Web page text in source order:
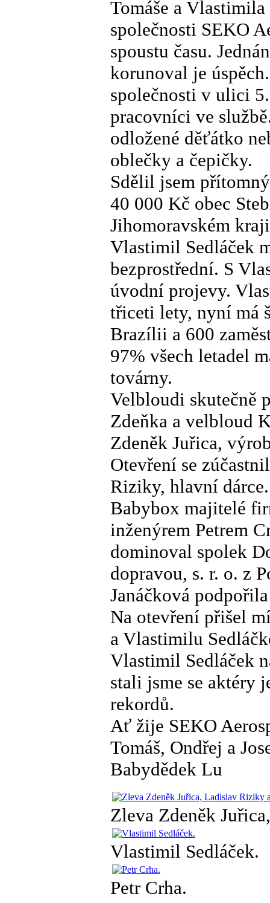
Tomáše a
společnosti SEKO
spoustu času.
korunoval je
společnosti v ulici
pracovníci ve
odložené děťátko
oblečky a čepičky.
Sdělil jsem
40 000 Kč obec
Jihomoravském
Vlastimil Sedláček
bezprostřední. S
úvodní projevy.
třiceti lety, nyní má
Brazílii a 600
97% všech letadel
továrny.
Velbloudi skutečně
Zdeňka a velbloud
Zdeněk Juřica,
Otevření se
Riziky, hlavní
Babybox majitelé
inženýrem Petrem
dominoval spolek
dopravou, s. r. o. z
Janáčková
Na otevření přišel
a Vlastimilu
Vlastimil Sedláček
stali jsme se aktéry
rekordů.
Ať žije SEKO
Tomáš, Ondřej a
Babydědek Lu
Zleva Zdeněk
Vlastimil Sedláček.
Petr Crha.